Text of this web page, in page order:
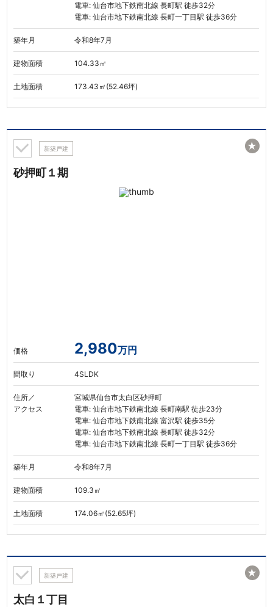
電車: 仙台市地下鉄南北線 長町駅 徒歩32分
電車: 仙台市地下鉄南北線 長町一丁目駅 徒歩36分
築年月 令和8年7月
建物面積 104.33㎡
土地面積 173.43㎡(52.46坪)
新築戸建
砂押町１期
価格 2,980万円
間取り 4SLDK
住所／
アクセス
宮城県仙台市太白区砂押町
電車: 仙台市地下鉄南北線 長町南駅 徒歩23分
電車: 仙台市地下鉄南北線 富沢駅 徒歩35分
電車: 仙台市地下鉄南北線 長町駅 徒歩32分
電車: 仙台市地下鉄南北線 長町一丁目駅 徒歩36分
築年月 令和8年7月
建物面積 109.3㎡
土地面積 174.06㎡(52.65坪)
★
新築戸建
太白１丁目
★